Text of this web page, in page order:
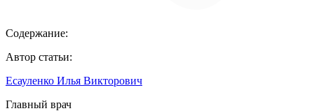
Содержание:
Автор статьи:
Есауленко Илья Викторович
Главный врач